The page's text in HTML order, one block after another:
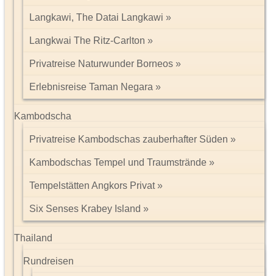
Langkawi, The Datai Langkawi
Langkwai The Ritz-Carlton
Privatreise Naturwunder Borneos
Erlebnisreise Taman Negara
Kambodscha
Privatreise Kambodschas zauberhafter Süden
Kambodschas Tempel und Traumstrände
Tempelstätten Angkors Privat
Six Senses Krabey Island
Thailand
Rundreisen